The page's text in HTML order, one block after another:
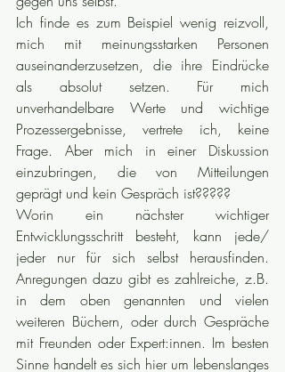
Ich finde es zum Beispiel wenig reizvoll,
mich mit meinungsstarken Personen
auseinanderzusetzen, die ihre Eindrücke
als absolut setzen. Für mich
unverhandelbare Werte und wichtige
Prozessergebnisse, vertrete ich, keine
Frage. Aber mich in einer Diskussion
einzubringen, die von Mitteilungen
geprägt und kein Gespräch ist?????
Worin ein nächster wichtiger
Entwicklungsschritt besteht, kann jede/
jeder nur für sich selbst herausfinden.
Anregungen dazu gibt es zahlreiche, z.B.
in dem oben genannten und vielen
weiteren Büchern, oder durch Gespräche
mit Freunden oder Expert:innen. Im besten
Sinne handelt es sich hier um lebenslanges